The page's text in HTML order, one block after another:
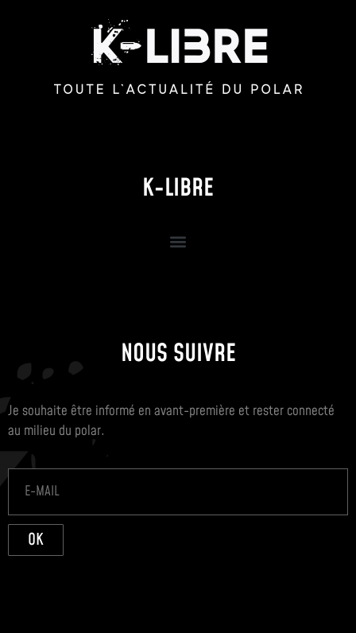
K-LIBRE
NOUS SUIVRE
Je souhaite être informé en avant-première et rester connecté
au milieu du polar.
OK